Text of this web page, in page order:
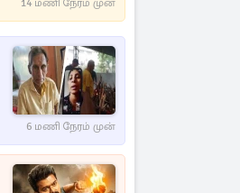
14 மணி நேரம் முன்
6 மணி நேரம் முன்